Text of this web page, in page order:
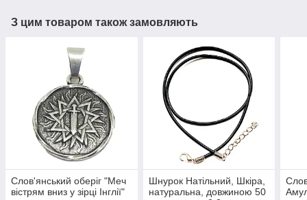
З цим товаром також замовляють
Слов'янський оберіг "Меч
вістрям вниз у зірці Інглії"
Шнурок Натільний, Шкіра,
натуральна, довжиною 50